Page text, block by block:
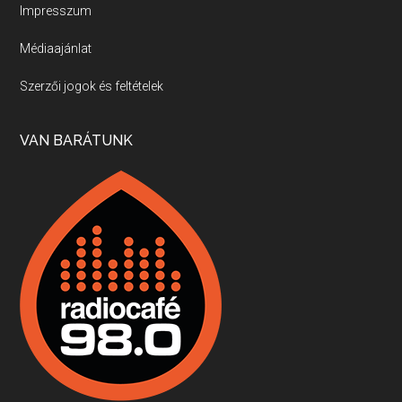
Villány, kékfrankos, Jackfall
Apr 17, 2026 • 00:35:38
Boston, teadélután, bab és homár
Apr 9, 2026 • 00:37:17
Fermentáljunk, a testünk meghálálja!
Apr 3, 2026 • 00:36:07
Impresszum
Médiaajánlat
Szerzői jogok és feltételek
VAN BARÁTUNK